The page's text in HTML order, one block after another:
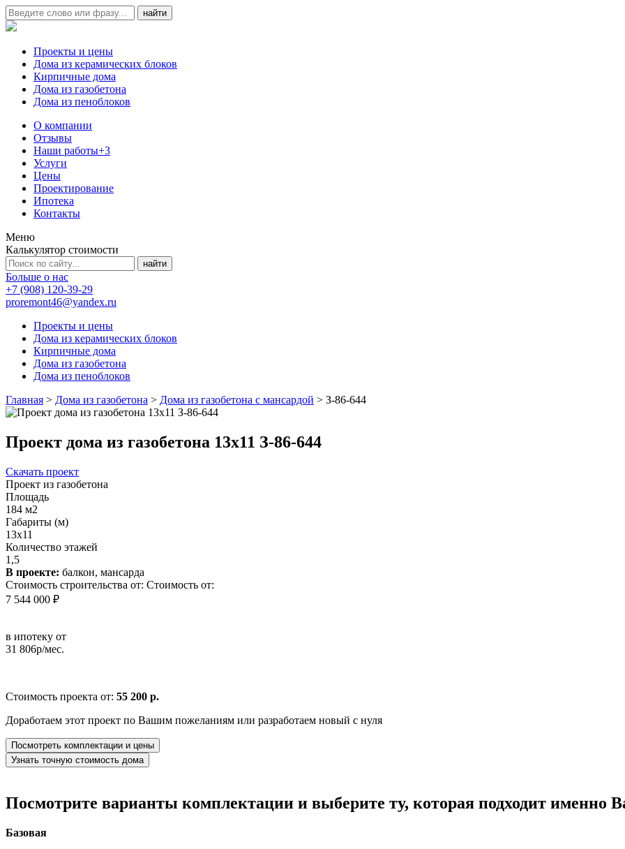
Проекты и цены
Дома из керамических блоков
Кирпичные дома
Дома из газобетона
Дома из пеноблоков
О компании
Отзывы
Наши работы+3
Услуги
Цены
Проектирование
Ипотека
Контакты
Меню
Калькулятор стоимости
Больше о нас
+7 (908) 120-39-29
proremont46@yandex.ru
Проекты и цены
Дома из керамических блоков
Кирпичные дома
Дома из газобетона
Дома из пеноблоков
Главная > Дома из газобетона > Дома из газобетона с мансардой > З-86-644
Проект дома из газобетона 13х11 З-86-644
Скачать проект
Проект из газобетона
Площадь
184 м2
Габариты (м)
13x11
Количество этажей
1,5
В проекте: балкон, мансарда
Стоимость строительства от: Стоимость от:
7 544 000 ₽
в ипотеку от
31 806р/мес.
Стоимость проекта от: 55 200 р.
Доработаем этот проект по Вашим пожеланиям или разработаем новый с нуля
Посмотреть комплектации и цены
Узнать точную стоимость дома
Посмотрите варианты комплектации и выберите ту, которая подходит именно
Базовая